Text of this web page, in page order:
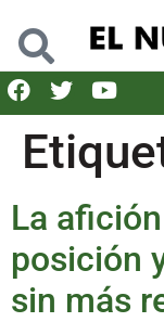
La
posición
sin más